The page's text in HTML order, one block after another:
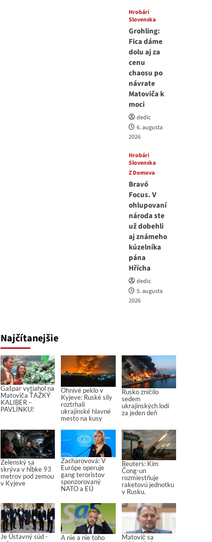
Hrobári
Slovenska
Grohling:
Fica dáme
dolu aj za
cenu
chaosu po
návrate
Matoviča k
moci
dedic
6. augusta
2026
Hrobári
Slovenska
Z Domova
Bravó
Focus. V
ohlupovaní
národa ste
už dobehli
aj známeho
kúzelníka
pána
Hřícha
dedic
5. augusta
2026
Najčítanejšie
Gašpar vytiahol na
Matoviča ŤAŽKÝ
KALIBER –
PAVLÍNKU!
Ohnivé peklo v
Kyjeve: Ruské sily
roztrhali
ukrajinské hlavné
mesto na kusy
Rusko zničilo
sedem
ukrajinských lodí
za jeden deň
Zelenský sa
skrýva v hĺbke 93
metrov pod zemou
v Kyjeve
Zacharovová: V
Európe operuje
gang teroristov
sponzorovaný
NATO a EÚ
Reuters: Kim
Čong-un
rozmiestňuje
raketovú jednotku
v Rusku.
Je Ústavný súd -
A nie a nie toho
Matovič sa